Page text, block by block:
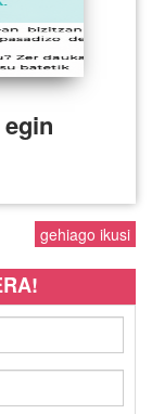
gehiago ikusi